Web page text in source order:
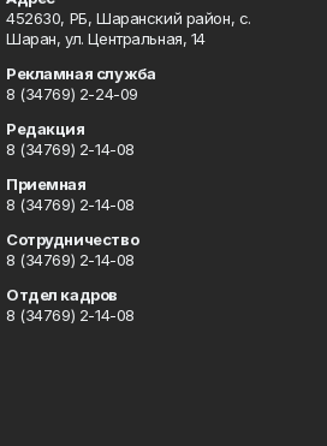
452630, РБ, Шаранский район, с.
Шаран, ул. Центральная, 14
Рекламная служба
8 (34769) 2-24-09
Редакция
8 (34769) 2-14-08
Приемная
8 (34769) 2-14-08
Сотрудничество
8 (34769) 2-14-08
Отдел кадров
8 (34769) 2-14-08